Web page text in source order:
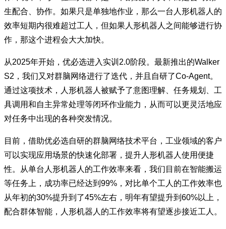
生配合、协作。如果只是单独地作业，那么一台人形机器人的
效率短期内很难超过工人，但如果人形机器人之间能够进行协
作，那这个进程会大大加快。
从2025年开始，优必选进入实训2.0阶段。最新推出的Walker
S2，我们又对群脑网络进行了迭代，并且自研了Co-Agent。
通过这项技术，人形机器人被赋予了意图理解、任务规划、工
具调用和自主异常处理等闭环作业能力，从而可以更灵活地应
对任务中出现的各种突发情况。
目前，借助优必选自研的群脑网络技术平台，工业领域的客户
可以实现应用场景的快速化部署，提升人形机器人使用便捷
性。从单台人形机器人的工作效率来看，我们目前在智能搬运
等任务上，成功率已经达到99%，对比单个工人的工作效率也
从年初的30%提升到了45%左右，明年有望提升到60%以上，
配合群体智能，人形机器人的工作效率将有望逐步接近工人。